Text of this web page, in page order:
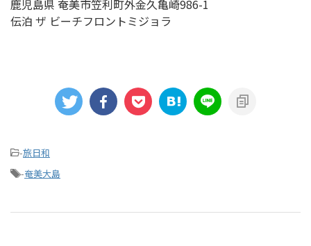
鹿児島県 奄美市笠利町外金久亀崎986-1
伝泊 ザ ビーチフロントミジョラ
-旅日和
-奄美大島